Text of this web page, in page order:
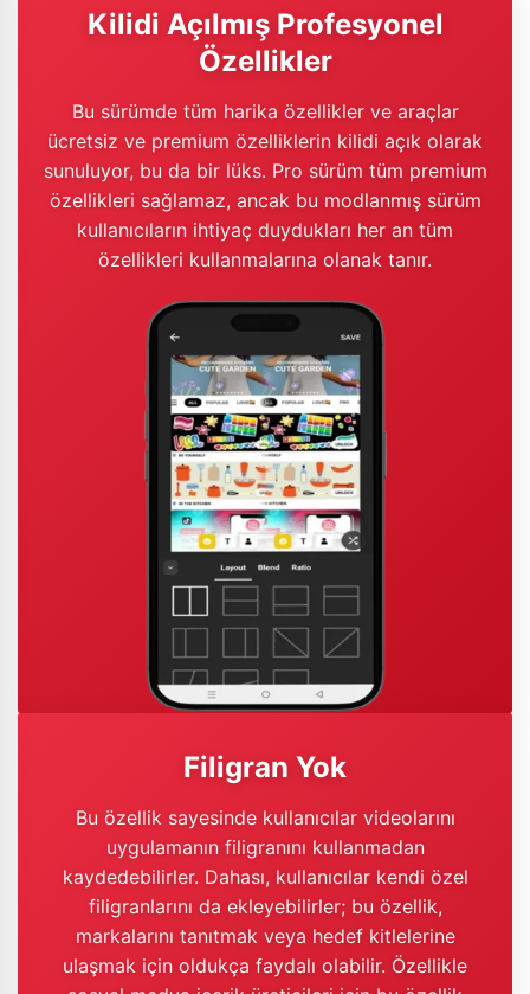
Kilidi Açılmış Profesyonel
Özellikler
Bu sürümde tüm harika özellikler ve araçlar
ücretsiz ve premium özelliklerin kilidi açık olarak
sunuluyor, bu da bir lüks. Pro sürüm tüm premium
özellikleri sağlamaz, ancak bu modlanmış sürüm
kullanıcıların ihtiyaç duydukları her an tüm
özellikleri kullanmalarına olanak tanır.
Filigran Yok
Bu özellik sayesinde kullanıcılar videolarını
uygulamanın filigranını kullanmadan
kaydedebilirler. Dahası, kullanıcılar kendi özel
filigranlarını da ekleyebilirler; bu özellik,
markalarını tanıtmak veya hedef kitlelerine
ulaşmak için oldukça faydalı olabilir. Özellikle